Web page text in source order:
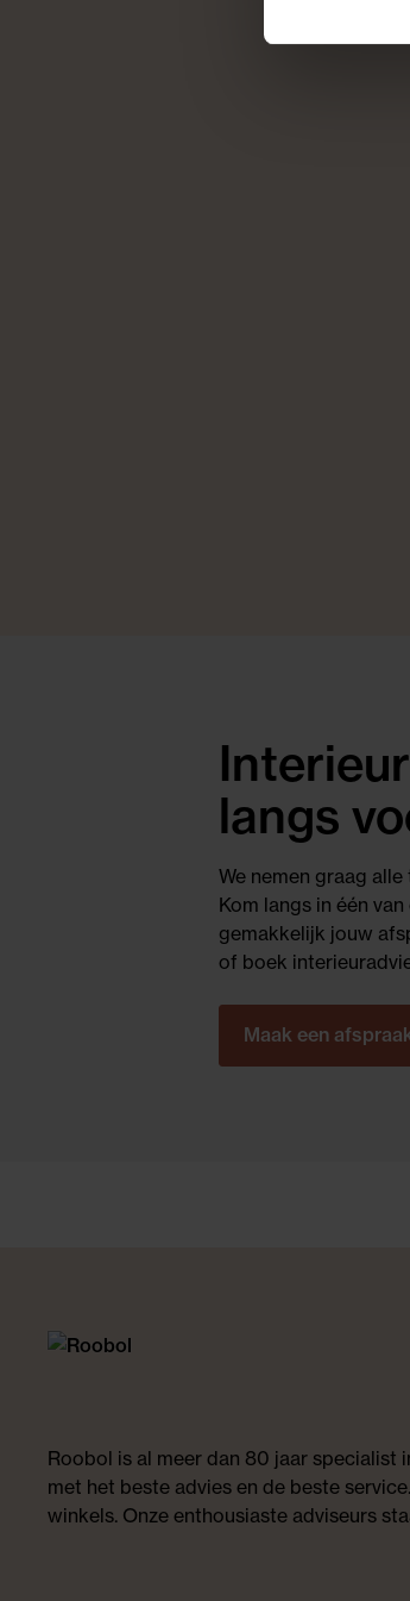
langs
We nemen graag
Kom langs in één
gemakkelijk jouw
of boek
Maak een
Roobol is al meer dan 80 jaar specialist
met het beste advies en de beste
winkels. Onze enthousiaste adviseurs